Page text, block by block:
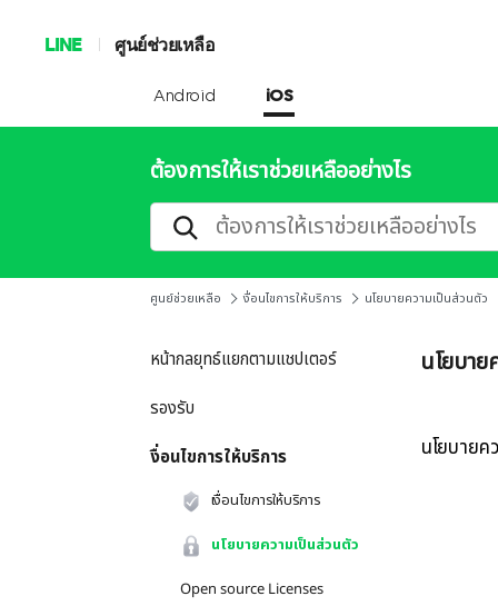
LINE ศูนย์ช่วยเหลือ
Android iOS
ต้องการให้เราช่วยเหลืออย่างไร
ศูนย์ช่วยเหลือ งื่อนไขการให้บริการ นโยบายความเป็นส่วนตัว
หน้ากลยุทธ์แยกตามแชปเตอร์
รองรับ
งื่อนไขการให้บริการ
เงื่อนไขการให้บริการ
นโยบายความเป็นส่วนตัว
Open source Licenses
นโยบา
นโยบาย